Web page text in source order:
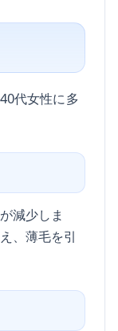
代女性に多
減少しま
、薄毛を引